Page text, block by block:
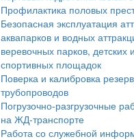
Профилактика половых
Безопасная эксплуатация
аквапарков и водных
веревочных парков, детских
спортивных площадок
Поверка и калибровка
трубопроводов
Погрузочно-разгрузочные
на ЖД-транспорте
Работа со служебной